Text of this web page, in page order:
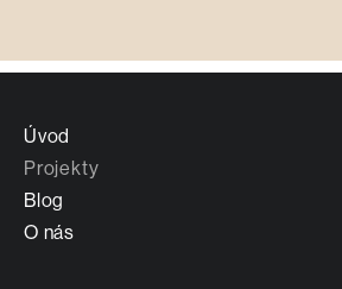
Úvod
Projekty
Blog
O nás